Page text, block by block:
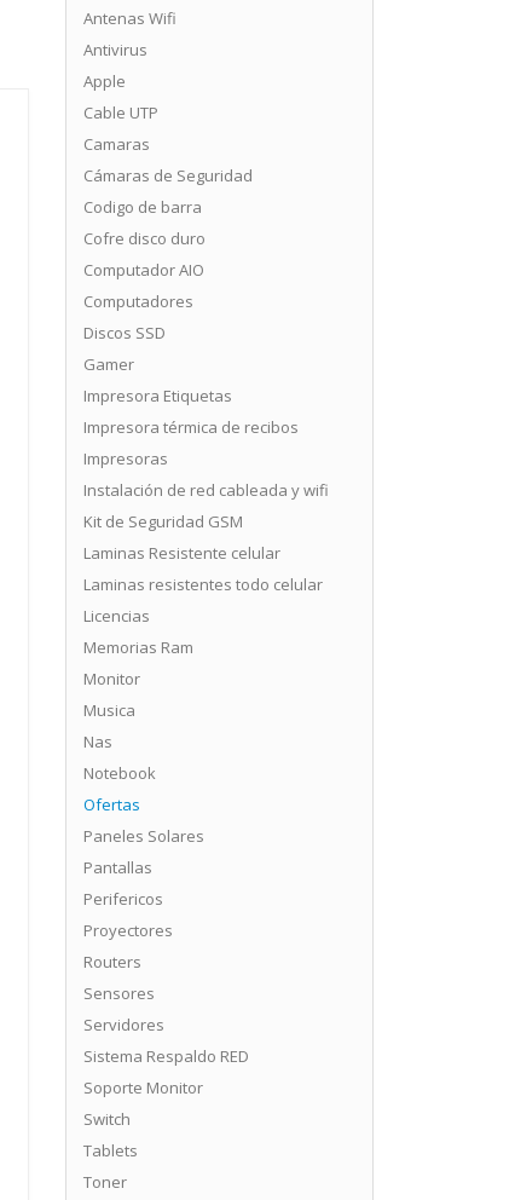
Antenas Wifi
Antivirus
Apple
Cable UTP
Camaras
Cámaras de Seguridad
Codigo de barra
Cofre disco duro
Computador AIO
Computadores
Discos SSD
Gamer
Impresora Etiquetas
Impresora térmica de recibos
Impresoras
Instalación de red cableada y wifi
Kit de Seguridad GSM
Laminas Resistente celular
Laminas resistentes todo celular
Licencias
Memorias Ram
Monitor
Musica
Nas
Notebook
Ofertas
Paneles Solares
Pantallas
Perifericos
Proyectores
Routers
Sensores
Servidores
Sistema Respaldo RED
Soporte Monitor
Switch
Tablets
Toner